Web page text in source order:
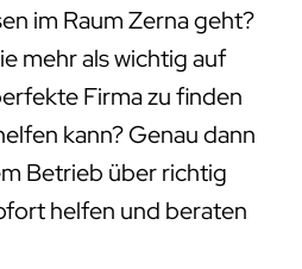
im Raum Zerna geht?
mehr als wichtig auf
Firma zu finden
kann? Genau dann
Betrieb über richtig
helfen und beraten